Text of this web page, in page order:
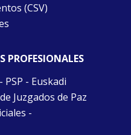
(CSV)
PROFESIONALES
PSP - Euskadi
Juzgados de Paz
-